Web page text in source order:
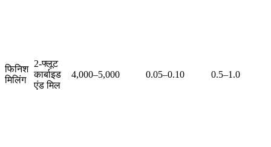
फिनिश
मिलिंग
2-फ्लूट
कार्बाइड
एंड मिल
4,000–5,000 0.05–0.10 0.5–1.0